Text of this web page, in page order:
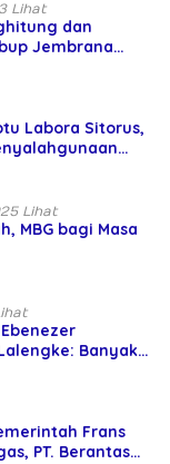
Lihat
dan
Jembrana
Labora Sitorus,
Lihat
MBG bagi Masa
Banyak
Frans
PT. Berantas